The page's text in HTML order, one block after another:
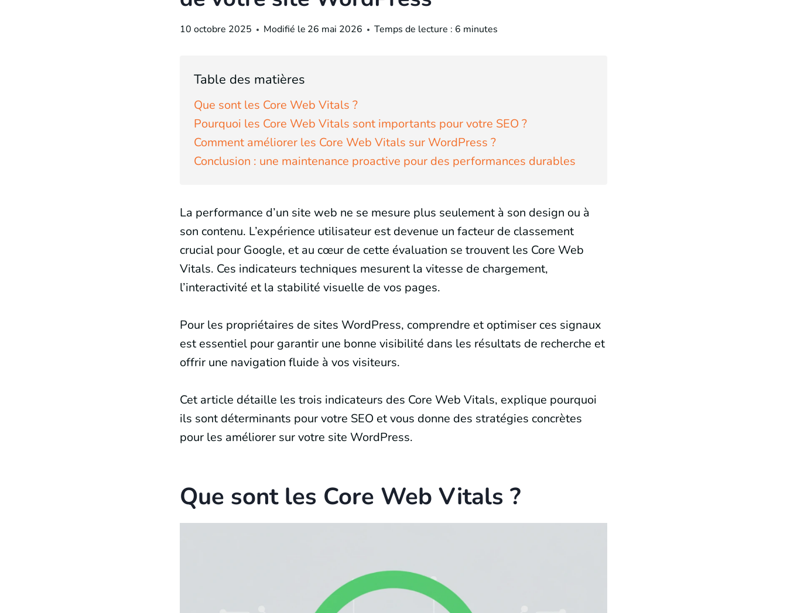
10 octobre 2025 Modifié le 26 mai 2026 Temps de lecture : 6 minutes
Table des matières
Que sont les Core Web Vitals ?
Pourquoi les Core Web Vitals sont importants pour votre SEO ?
Comment améliorer les Core Web Vitals sur WordPress ?
Conclusion : une maintenance proactive pour des performances durables
La performance d’un site web ne se mesure plus seulement à son design ou à
son contenu. L’expérience utilisateur est devenue un facteur de classement
crucial pour Google, et au cœur de cette évaluation se trouvent les Core Web
Vitals. Ces indicateurs techniques mesurent la vitesse de chargement,
l’interactivité et la stabilité visuelle de vos pages.
Pour les propriétaires de sites WordPress, comprendre et optimiser ces signaux
est essentiel pour garantir une bonne visibilité dans les résultats de recherche et
offrir une navigation fluide à vos visiteurs.
Cet article détaille les trois indicateurs des Core Web Vitals, explique pourquoi
ils sont déterminants pour votre SEO et vous donne des stratégies concrètes
pour les améliorer sur votre site WordPress.
Que sont les Core Web Vitals ?